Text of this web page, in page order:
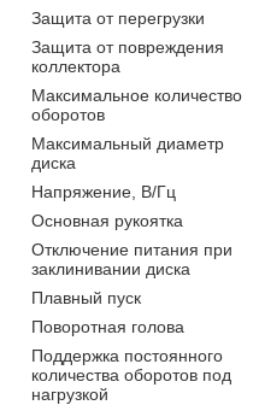
Защита от перегрузки
Защита от повреждения
коллектора
Максимальное количество
оборотов
Максимальный диаметр
диска
Напряжение, В/Гц
Основная рукоятка
Отключение питания при
заклинивании диска
Плавный пуск
Поворотная голова
Поддержка постоянного
количества оборотов под
нагрузкой